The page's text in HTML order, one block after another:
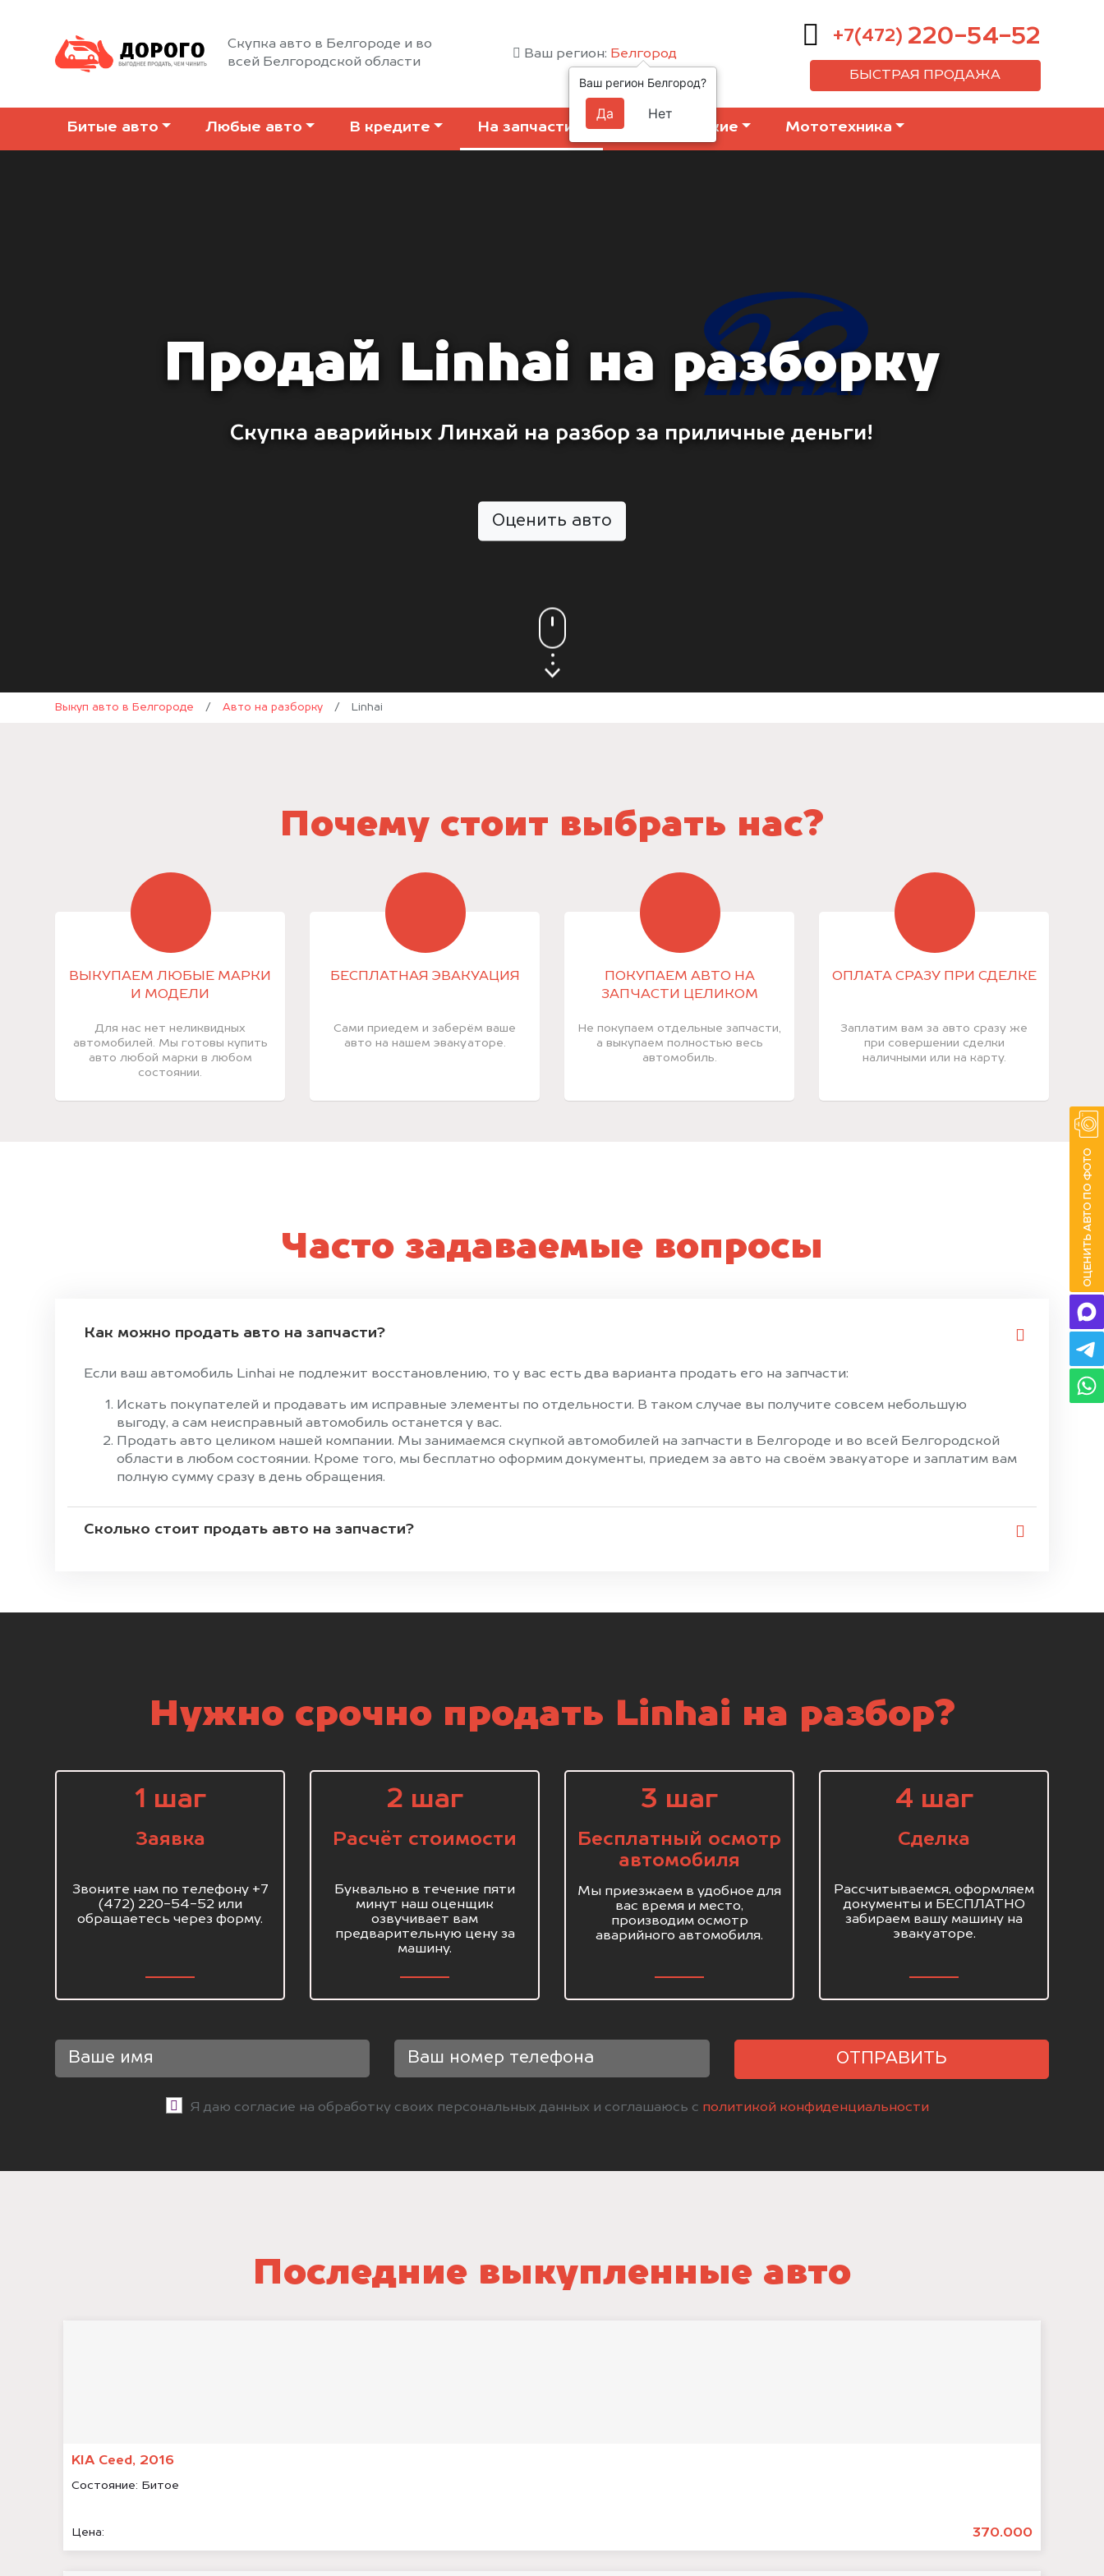
Скупка авто в Белгороде и во
всей Белгородской области
Ваш регион: Белгород
+7(472) 220-54-52
БЫСТРАЯ ПРОДАЖА
Битые авто Любые авто В кредите На запчасти Коммерческие Мототехника
Продай Linhai на разборку
Скупка аварийных Линхай на разбор за приличные деньги!
Оценить авто
Выкуп авто в Белгороде / Авто на разборку / Linhai
Почему стоит выбрать нас?
ВЫКУПАЕМ ЛЮБЫЕ МАРКИ
И МОДЕЛИ
Для нас нет неликвидных
автомобилей. Мы готовы купить
авто любой марки в любом
состоянии.
БЕСПЛАТНАЯ ЭВАКУАЦИЯ
Сами приедем и заберём ваше
авто на нашем эвакуаторе.
ПОКУПАЕМ АВТО НА
ЗАПЧАСТИ ЦЕЛИКОМ
Не покупаем отдельные запчасти,
а выкупаем полностью весь
автомобиль.
ОПЛАТА СРАЗУ ПРИ СДЕЛКЕ
Заплатим вам за авто сразу же
при совершении сделки
наличными или на карту.
Часто задаваемые вопросы
Как можно продать авто на запчасти?
Если ваш автомобиль Linhai не подлежит восстановлению, то у вас есть два варианта продать его на запчасти:
Искать покупателей и продавать им исправные элементы по отдельности. В таком случае вы получите совсем небольшую
выгоду, а сам неисправный автомобиль останется у вас.
Продать авто целиком нашей компании. Мы занимаемся скупкой автомобилей на запчасти в Белгороде и во всей Белгородской
области в любом состоянии. Кроме того, мы бесплатно оформим документы, приедем за авто на своём эвакуаторе и заплатим вам
полную сумму сразу в день обращения.
Сколько стоит продать авто на запчасти?
Нужно срочно продать Linhai на разбор?
1 шаг
Заявка
Звоните нам по телефону +7
(472) 220-54-52 или
обращаетесь через форму.
2 шаг
Расчёт стоимости
Буквально в течение пяти
минут наш оценщик
озвучивает вам
предварительную цену за
машину.
3 шаг
Бесплатный осмотр
автомобиля
Мы приезжаем в удобное для
вас время и место,
производим осмотр
аварийного автомобиля.
4 шаг
Сделка
Рассчитываемся, оформляем
документы и БЕСПЛАТНО
забираем вашу машину на
эвакуаторе.
ОТПРАВИТЬ
Я даю согласие на обработку своих персональных данных и соглашаюсь с политикой конфиденциальности
Последние выкупленные авто
KIA Ceed, 2016
Состояние: Битое
Цена: 370.000
Ваш регион Белгород?
Да Нет